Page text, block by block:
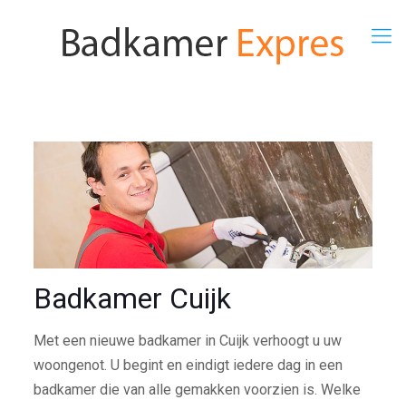
Badkamer Cuijk
Met een nieuwe badkamer in Cuijk verhoogt u uw
woongenot. U begint en eindigt iedere dag in een
badkamer die van alle gemakken voorzien is. Welke